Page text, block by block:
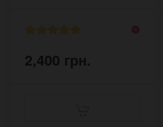
2,400 грн.